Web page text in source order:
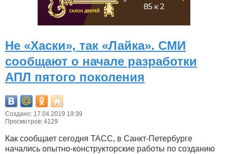
Не «Хаски», так «Лайка». СМИ
сообщают о начале разработки
АПЛ пятого поколения
Создано: 17.04.2019 19:39
Просмотров: 4129
Как сообщает сегодня ТАСС, в Санкт-Петербурге
начались опытно-конструкторские работы по созданию